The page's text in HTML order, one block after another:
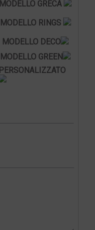
MODELLO GRECA
MODELLO RINGS
MODELLO DECO
MODELLO GREEN
PERSONALIZZATO